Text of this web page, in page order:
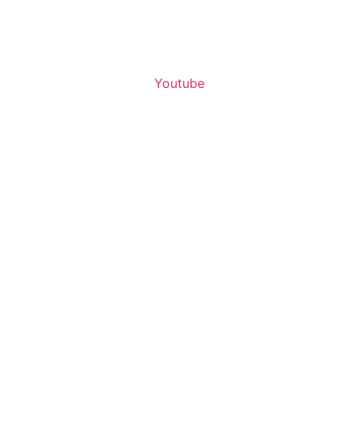
Youtube